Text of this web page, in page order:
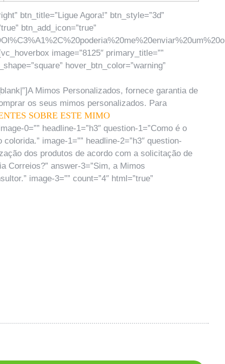
btn_title=”Ligue Agora!” btn_style=”3d”
btn_add_icon=”true”
image=”8125″ primary_title=””
hover_btn_color=”warning”
Mimos Personalizados, fornece garantia de
os seus mimos personalizados. Para
SOBRE ESTE MIMO
0=”” headline-1=”h3″ question-1=”Como é o
image-1=”” headline-2=”h3″ question-
dos produtos de acordo com a solicitação de
Correios?” answer-3=”Sim, a Mimos
image-3=”” count=”4″ html=”true”